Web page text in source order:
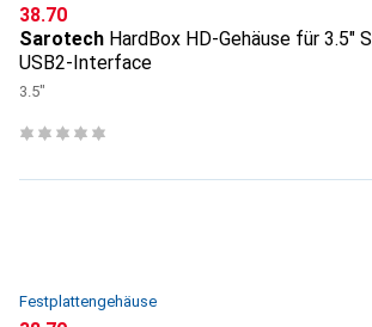
CHF
38.70
Sarotech HardBox HD-Gehäuse für 3.5"
USB2-Interface
3.5"
Festplattengehäuse